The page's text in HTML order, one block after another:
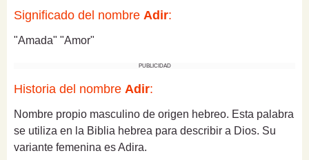
Significado del nombre Adir:
"Amada" "Amor"
PUBLICIDAD
Historia del nombre Adir:
Nombre propio masculino de origen hebreo. Esta palabra
se utiliza en la Biblia hebrea para describir a Dios. Su
variante femenina es Adira.